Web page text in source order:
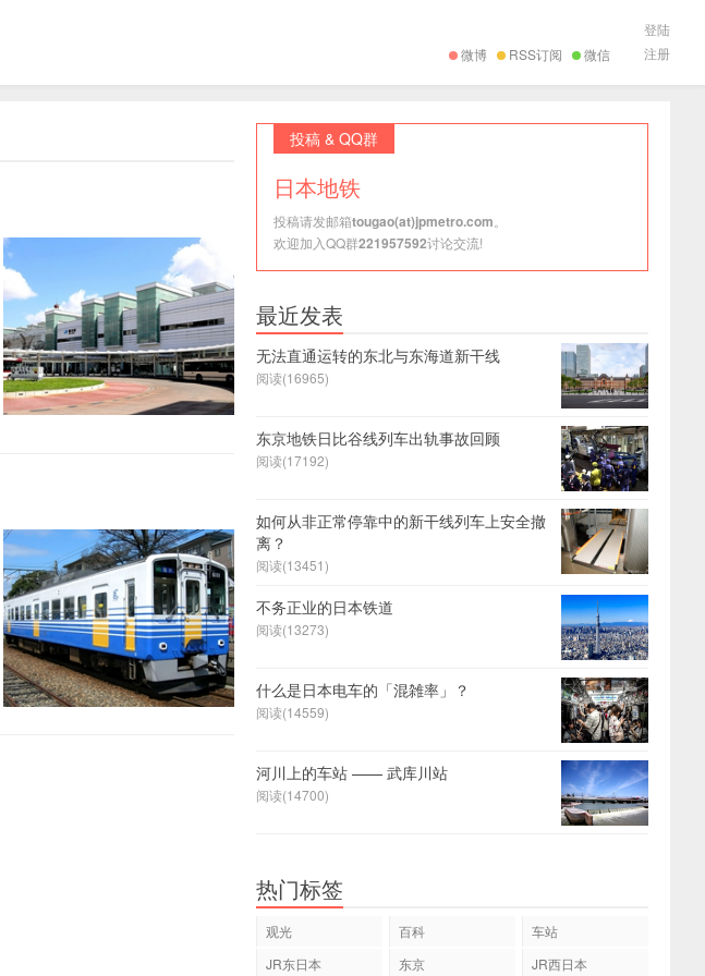
微博 RSS订阅 微信
登陆
注册
投稿 & QQ群
日本地铁
投稿请发邮箱tougao(at)jpmetro.com
欢迎加入QQ群221957592讨论交流!
最近发表
无法直通运转的东北与东海道新干线
阅读(16965)
东京地铁日比谷线列车出轨事故回顾
阅读(17192)
如何从非正常停靠中的新干线列车上安全撤
离？
阅读(13451)
不务正业的日本铁道
阅读(13273)
什么是日本电车的「混雑率」？
阅读(14559)
河川上的车站 —— 武库川站
阅读(14700)
热门标签
观光 百科
车站
JR东日本
东京 JR西日本